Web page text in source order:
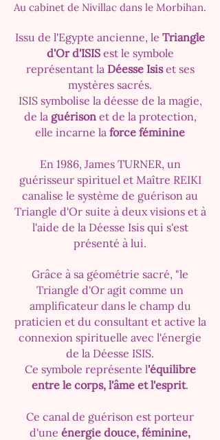
Au cabinet de Nivillac dans le Morbihan.
Issu de l'Egypte ancienne, le Triangle
d'Or d'ISIS est le symbole
représentant la Déesse Isiset ses
mystères sacrés.
ISIS symbolise la déesse de la magie,
de la guérison et de la protection,
elle incarne la force féminine
En 1986, James TURNER, un
guérisseur spirituel et Maître REIKI
canalise le système de guérison au
Triangle d'Or suite à deux visions et à
l'aide de la Déesse Isis qui s'est
présenté à lui.
Grâce à sa géométrie sacré, "le
Triangle d'Or agit comme un
amplificateur dans le champ du
praticien et du consultant et active la
connexion spirituelle avec l'énergie
de la Déesse ISIS.
Ce symbole représente l'équilibre
entre le corps, l'âme et l'esprit.
Ce canal de guérison est porteur
d'une énergie douce, féminine,